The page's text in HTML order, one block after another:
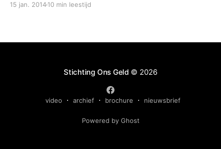
geld-speelt-geen-rol/]. Hoe banken zelf geld maken
15 jan. 201410 min leestijd
Stichting Ons Geld© 2026
video archief brochure nieuwsbrief
Powered by Ghost